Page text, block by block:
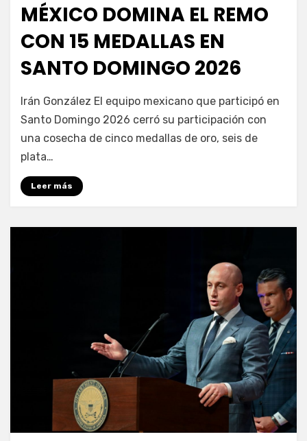
MÉXICO DOMINA EL REMO
CON 15 MEDALLAS EN
SANTO DOMINGO 2026
por Fernando Miranda Servín
Irán González El equipo mexicano que participó en
Santo Domingo 2026 cerró su participación con
una cosecha de cinco medallas de oro, seis de
plata…
Leer más